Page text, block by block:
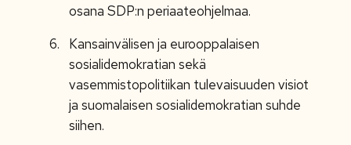
osana SDP:n periaateohjelmaa.
Kansainvälisen ja eurooppalaisen
sosialidemokratian sekä
vasemmistopolitiikan tulevaisuuden visiot
ja suomalaisen sosialidemokratian suhde
siihen.